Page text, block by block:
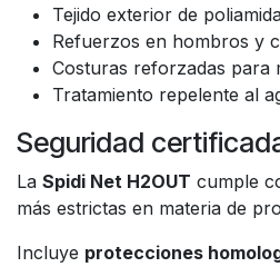
Tejido exterior de
Refuerzos en hombros y
Costuras reforzadas para
Tratamiento repelente al
Seguridad
La Spidi Net H2OUT cumple
más estrictas en materia de
Incluye protecciones